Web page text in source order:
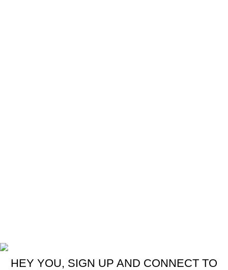
HEY YOU, SIGN UP AND CONNECT TO